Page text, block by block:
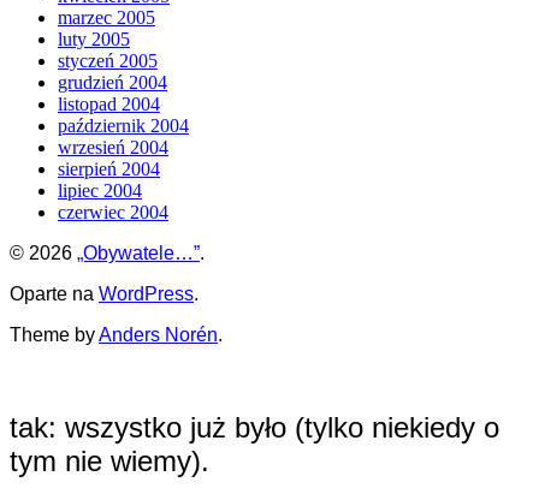
marzec 2005
luty 2005
styczeń 2005
grudzień 2004
listopad 2004
październik 2004
wrzesień 2004
sierpień 2004
lipiec 2004
czerwiec 2004
© 2026 „Obywatele…”.
Oparte na WordPress.
Theme byAnders Norén.
tak: wszystko już było (tylko niekiedy o
tym nie wiemy).